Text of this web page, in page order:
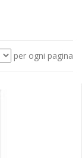
per ogni pagina